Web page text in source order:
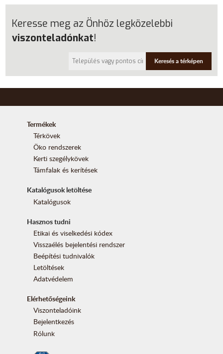
Keresés a térképen
Keresse meg az Önhöz legközelebbi
viszonteladónkat!
Termékek
Térkövek
Öko rendszerek
Kerti szegélykövek
Támfalak és kerítések
Katalógusok letöltése
Katalógusok
Hasznos tudni
Etikai és viselkedési kódex
Visszaélés bejelentési rendszer
Beépítési tudnivalók
Letöltések
Adatvédelem
Elérhetőségeink
Viszonteladóink
Bejelentkezés
Rólunk